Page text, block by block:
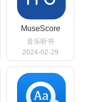
MuseScore
音乐听书
2024-02-29